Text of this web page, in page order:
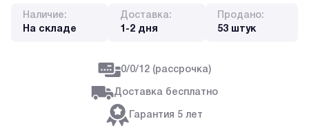
Наличие:
На складе
Доставка:
1-2 дня
Продано:
53 штук
0/0/12 (рассрочка)
Доставка бесплатно
Гарантия 5 лет